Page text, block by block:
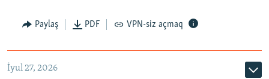
Paylaş PDF VPN-siz açmaq
İyul 27, 2026